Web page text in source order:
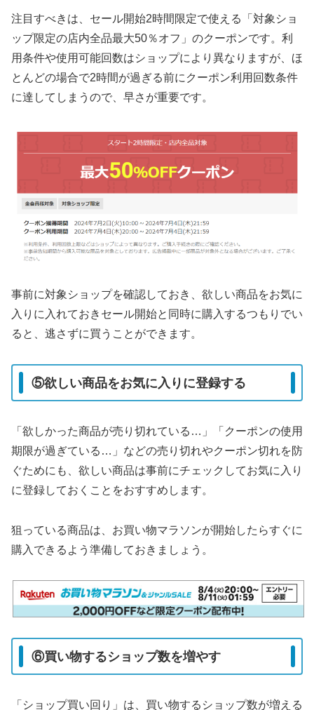
注目すべきは、セール開始2時間限定で使える「対象ショ
ップ限定の店内全品最大50％オフ」のクーポンです。利
用条件や使用可能回数はショップにより異なりますが、ほ
とんどの場合で2時間が過ぎる前にクーポン利用回数条件
に達してしまうので、早さが重要です。
事前に対象ショップを確認しておき、欲しい商品をお気に
入りに入れておきセール開始と同時に購入するつもりでい
ると、逃さずに買うことができます。
⑤欲しい商品をお気に入りに登録する
「欲しかった商品が売り切れている…」「クーポンの使用
期限が過ぎている…」などの売り切れやクーポン切れを防
ぐためにも、欲しい商品は事前にチェックしてお気に入り
に登録しておくことをおすすめします。
狙っている商品は、お買い物マラソンが開始したらすぐに
購入できるよう準備しておきましょう。
⑥買い物するショップ数を増やす
「ショップ買い回り」は、買い物するショップ数が増える